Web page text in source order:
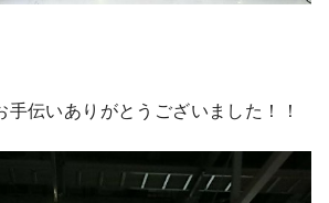
伝いありがとうございました！！